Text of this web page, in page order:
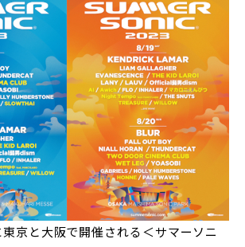
京と大阪で開催される＜サマーソニ